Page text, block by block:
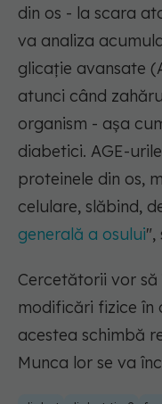
din os - la scara
va analiza
glicație avansate
atunci când
organism - așa
diabetici. AGE-
proteinele din os,
celulare, slăbind,
generală a osului",
Cercetătorii vor
modificări fizice
acestea schimbă
Munca lor se va